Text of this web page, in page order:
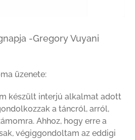
-Gregory Vuyani
üzenete:
készült interjú alkalmat adott
a táncról, arról,
Ahhoz, hogy erre a
végiggondoltam az eddigi